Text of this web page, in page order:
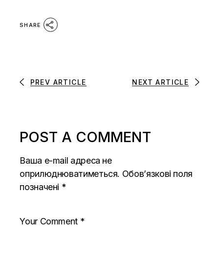
SHARE
PREV ARTICLE NEXT ARTICLE
POST A COMMENT
Ваша e-mail адреса не
оприлюднюватиметься. Обов’язкові поля
позначені *